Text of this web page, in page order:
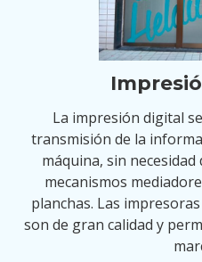
La impresión digital
transmisión de la
máquina, sin
mecanismos
planchas. Las
son de gran calidad y